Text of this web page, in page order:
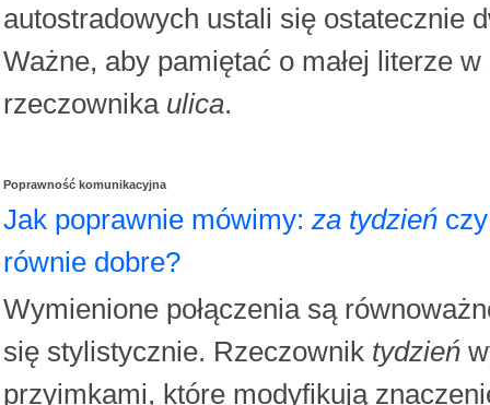
autostradowych ustali się ostatecznie
Ważne, aby pamiętać o małej literze w
rzeczownika ulica.
Poprawność komunikacyjna
Jak poprawnie mówimy: za tydzień
równie dobre?
Wymienione połączenia są
się stylistycznie. Rzeczownik tydzień
przyimkami, które modyfikują